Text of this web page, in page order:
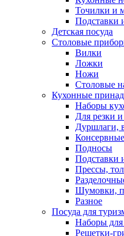
Точилки и
Подставки
Детская посуда
Столовые
Вилки
Ложки
Ножи
Столовые
Кухонные
Наборы
Для резки
Дуршлаги,
Подносы
Подставки
Прессы,
Шумовки,
Разное
Посуда для
Наборы
Решетки-